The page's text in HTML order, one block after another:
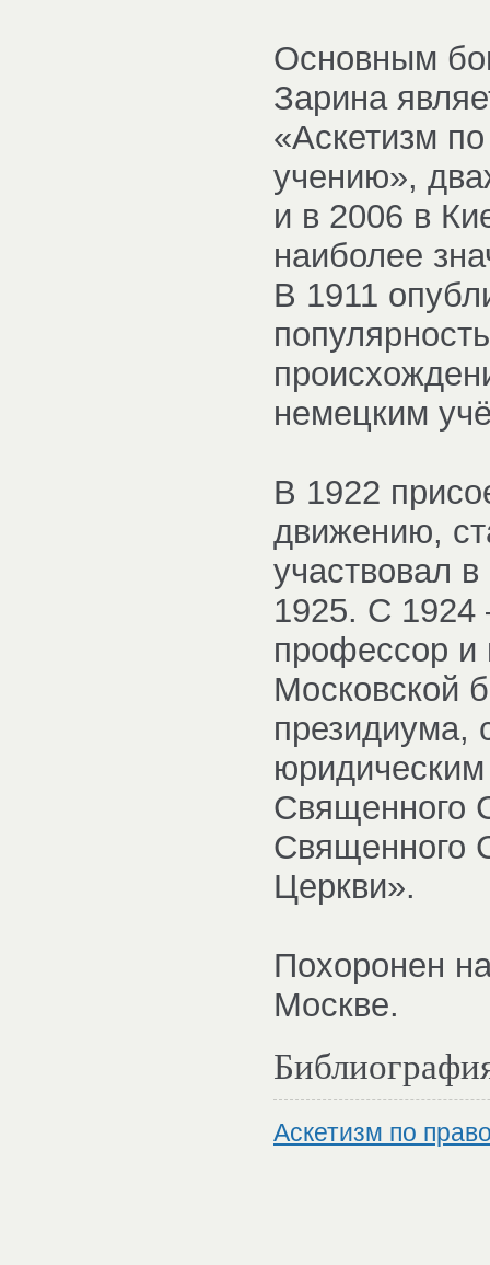
Основным
Зарина
«Аскетизм
учению»,
и в 2006 в
наиболее
В 1911
немецким
В 1922
движению,
участвовал
1925. С 1924
профессор и
Московской
президиума,
юридическим
Священного
Священного
Церкви».
Похоронен
Москве.
Аскетизм по